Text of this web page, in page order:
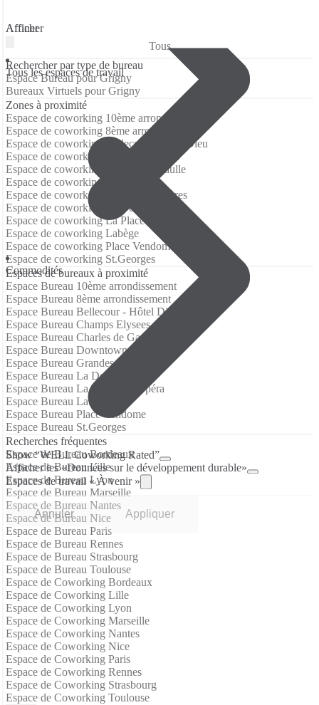
Affiner
Tous les espaces de travail
Commodités
Show “WELL Coworking Rated”
Afficher les «Données sur le développement durable»
Espaces de travail « À venir »
Annuler Appliquer
Afficher
Tous
Rechercher par type de bureau
Espace Bureau pour Grigny
Bureaux Virtuels pour Grigny
Zones à proximité
Espace de coworking 10ème arrondissement
Espace de coworking 8ème arrondissement
Espace de coworking Bellecour - Hôtel Dieu
Espace de coworking Champs Elysees
Espace de coworking Charles de Gaulle
Espace de coworking Downtown
Espace de coworking Grandes-Carrières
Espace de coworking La Defense
Espace de coworking La Place de l'Opéra
Espace de coworking Labège
Espace de coworking Place Vendome
Espace de coworking St.Georges
Espaces de bureaux à proximité
Espace Bureau 10ème arrondissement
Espace Bureau 8ème arrondissement
Espace Bureau Bellecour - Hôtel Dieu
Espace Bureau Champs Elysees
Espace Bureau Charles de Gaulle
Espace Bureau Downtown
Espace Bureau Grandes-Carrières
Espace Bureau La Defense
Espace Bureau La Place de l'Opéra
Espace Bureau Labège
Espace Bureau Place Vendome
Espace Bureau St.Georges
Recherches fréquentes
Espace de Bureau Bordeaux
Espace de Bureau Lille
Espace de Bureau Lyon
Espace de Bureau Marseille
Espace de Bureau Nantes
Espace de Bureau Nice
Espace de Bureau Paris
Espace de Bureau Rennes
Espace de Bureau Strasbourg
Espace de Bureau Toulouse
Espace de Coworking Bordeaux
Espace de Coworking Lille
Espace de Coworking Lyon
Espace de Coworking Marseille
Espace de Coworking Nantes
Espace de Coworking Nice
Espace de Coworking Paris
Espace de Coworking Rennes
Espace de Coworking Strasbourg
Espace de Coworking Toulouse